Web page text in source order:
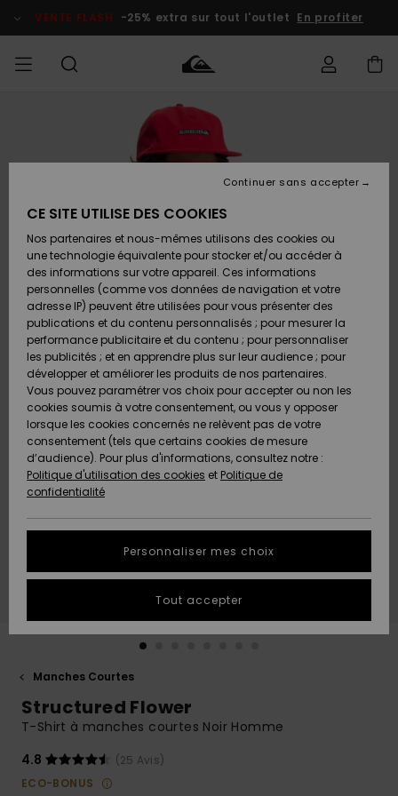
l'information
le
VENTE FLASH -25% extra sur tout l'outlet En profiter
Vêtements
Accessoires
Chaussures
& Tongs
Surf
Snow
Nouveautés
A
Découvrir
Vêtements
Accessoires
Chaussures
& Tongs
Surf
Snow
Nouveautés
A
Découvrir
FEMME
Shop
Nouveautés
A
Découvrir
Snow
SURF
Surf Shop
Homme
Enfant
Highlights
Communauté
SNOW
Snow
Shop
Homme
Snow
Shop
Enfant
Snow
Shop
Femme
A
Découvrir
Communauté
VENTE
FLASH
Outlet
Homme
Enfant
Outlet
Femme
Préférences
Langue Et
Région
français
Nederlands
AIDE &
CONTACT
Accéder à
ma
commande
Retours
Paiement
Carte
Cadeau
Quiksilver
Freedom
Protection
des données
Démarrez
pour obtenir
question.
Démarrer
conversation
COLLECTION
CARTE
CADEAU
LISTE DE
SOUHAITS
Manches Courtes
Structured Flower
T-Shirt à manches courtes Noir Homme
4.8
(25 Avis)
ECO-BONUS
CE SITE UTILISE DES COOKIES
Nos partenaires et nous-mêmes utilisons des cookies ou
une technologie équivalente pour stocker et/ou accéder à
des informations sur votre appareil. Ces informations
personnelles (comme vos données de navigation et votre
adresse IP) peuvent être utilisées pour vous présenter des
publications et du contenu personnalisés ; pour mesurer la
performance publicitaire et du contenu ; pour personnaliser
les publicités ; et en apprendre plus sur leur audience ; pour
développer et améliorer les produits de nos partenaires.
Vous pouvez paramétrer vos choix pour accepter ou non les
cookies soumis à votre consentement, ou vous y opposer
lorsque les cookies concernés ne relèvent pas de votre
consentement (tels que certains cookies de mesure
d’audience). Pour plus d'informations, consultez notre :
Politique d'utilisation des cookies et Politique de
confidentialité
Personnaliser mes choix
Continuer sans accepter
Tout accepter